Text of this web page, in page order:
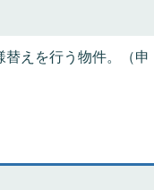
えを行う物件。（申